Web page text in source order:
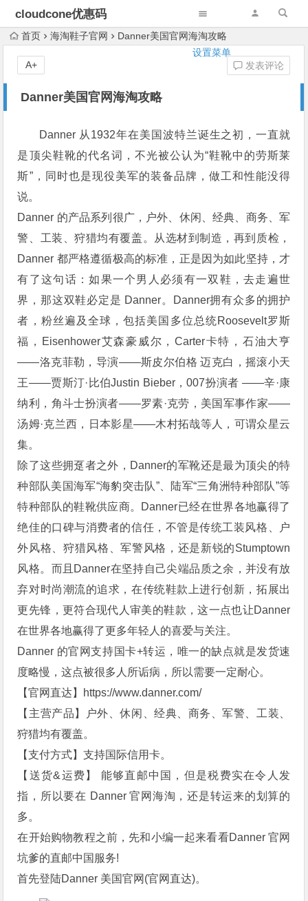
cloudcone优惠码
设置菜单
首页 海淘鞋子官网 Danner美国官网海淘攻略
Danner美国官网海淘攻略
发表评论
A+
Danner 从1932年在美国波特兰诞生之初，一直就
是顶尖鞋靴的代名词，不光被公认为“鞋靴中的劳斯莱
斯”，同时也是现役美军的装备品牌，做工和性能没得
说。
Danner 的产品系列很广，户外、休闲、经典、商务、军
警、工装、狩猎均有覆盖。从选材到制造，再到质检，
Danner 都严格遵循极高的标准，正是因为如此坚持，才
有了这句话：如果一个男人必须有一双鞋，去走遍世
界，那这双鞋必定是 Danner。Danner拥有众多的拥护
者，粉丝遍及全球，包括美国多位总统Roosevelt罗斯
福，Eisenhower艾森豪威尔，Carter卡特，石油大亨
——洛克菲勒，导演——斯皮尔伯格 迈克白，摇滚小天
王——贾斯汀·比伯Justin Bieber，007扮演者 ——辛·康
纳利，角斗士扮演者——罗素·克劳，美国军事作家——
汤姆·克兰西，日本影星——木村拓哉等人，可谓众星云
集。
除了这些拥趸者之外，Danner的军靴还是最为顶尖的特
种部队美国海军“海豹突击队”、陆军“三角洲特种部队”等
特种部队的鞋靴供应商。Danner已经在世界各地赢得了
绝佳的口碑与消费者的信任，不管是传统工装风格、户
外风格、狩猎风格、军警风格，还是新锐的Stumptown
风格。而且Danner在坚持自己尖端品质之余，并没有放
弃对时尚潮流的追求，在传统鞋款上进行创新，拓展出
更先锋，更符合现代人审美的鞋款，这一点也让Danner
在世界各地赢得了更多年轻人的喜爱与关注。
Danner 的官网支持国卡+转运，唯一的缺点就是发货速
度略慢，这点被很多人所诟病，所以需要一定耐心。
【官网直达】https://www.danner.com/
【主营产品】户外、休闲、经典、商务、军警、工装、
狩猎均有覆盖。
【支付方式】支持国际信用卡。
【送货&运费】 能够直邮中国，但是税费实在令人发
指，所以要在 Danner 官网海淘，还是转运来的划算的
多。
在开始购物教程之前，先和小编一起来看看Danner 官网
坑爹的直邮中国服务!
首先登陆Danner 美国官网(官网直达)。